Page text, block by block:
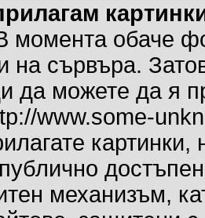
момента обаче
на сървъра.
да можете да я
www.some-
механизъм,